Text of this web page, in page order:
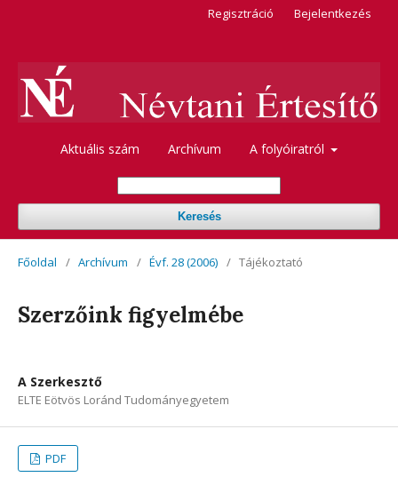
Aktuális szám Archívum A folyóiratról
Keresés
Regisztráció Bejelentkezés
Főoldal / Archívum / Évf. 28 (2006) / Tájékoztató
Szerzőink figyelmébe
A Szerkesztő
ELTE Eötvös Loránd Tudományegyetem
PDF